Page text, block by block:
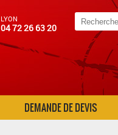
LYON
04 72 26 63 20
DEMANDE DE DEVIS